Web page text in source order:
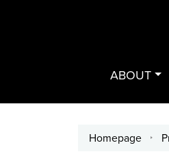
ABOUT
Homepage /